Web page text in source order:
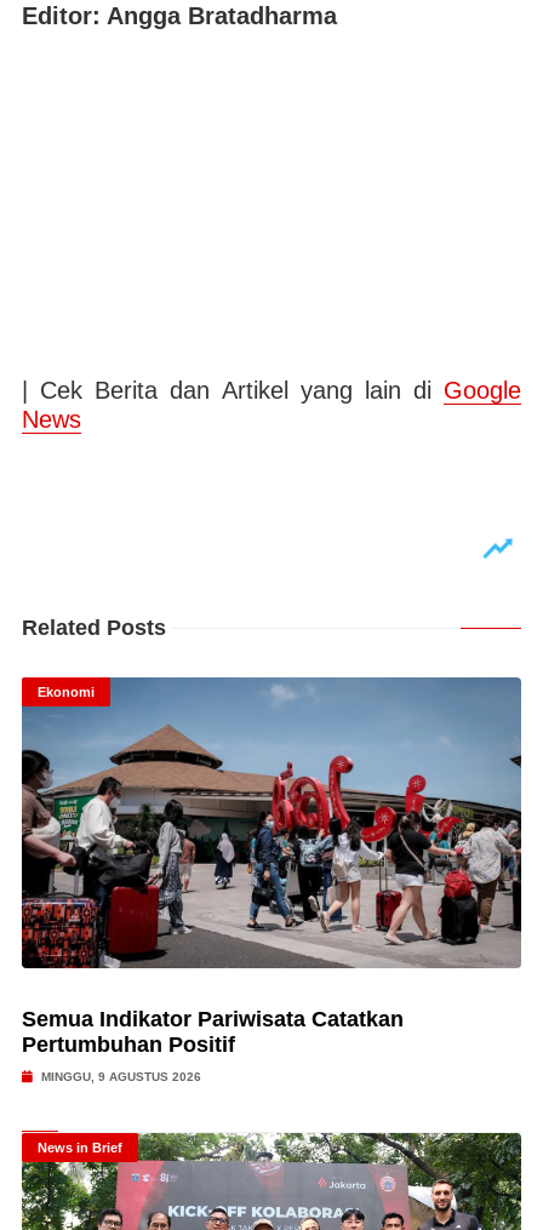
Editor: Angga Bratadharma
| Cek Berita dan Artikel yang lain di Google
News
Related Posts
Ekonomi
Semua Indikator Pariwisata Catatkan
Pertumbuhan Positif
MINGGU, 9 AGUSTUS 2026
News in Brief